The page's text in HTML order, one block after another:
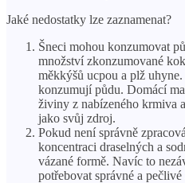
Jaké nedostatky lze zaznamenat?
Šneci mohou konzumovat
množství zkonzumované
měkkýšů ucpou a plž
konzumují půdu. Domácí
živiny z nabízeného krmiva
jako svůj zdroj.
Pokud není správně
koncentraci draselných a
vázané formě. Navíc to
potřebovat správné a